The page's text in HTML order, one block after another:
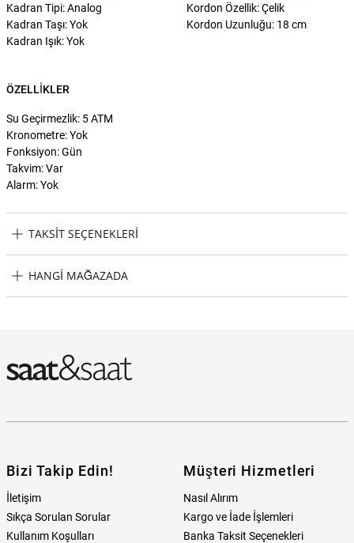
Kadran Tipi: Analog
Kadran Taşı: Yok
Kadran Işık: Yok
Kordon Özellik: Çelik
Kordon Uzunluğu: 18 cm
ÖZELLIKLER
Su Geçirmezlik: 5 ATM
Kronometre: Yok
Fonksiyon: Gün
Takvim: Var
Alarm: Yok
TAKSIT SEÇENEKLERI
HANGI MAĞAZADA
Bizi Takip Edin!
İletişim
Sıkça Sorulan Sorular
Kullanım Koşulları
Müşteri Hizmetleri
Nasıl Alırım
Kargo ve İade İşlemleri
Banka Taksit Seçenekleri